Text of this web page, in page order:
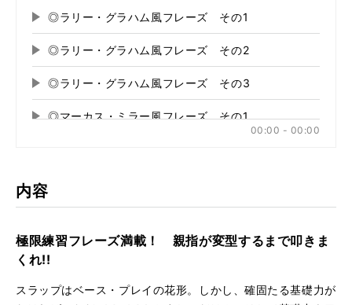
量
に
切
り
替
え
る
再
生
す
る
◎ラリー・グラハム風フレーズ その1
再
生
す
る
◎ラリー・グラハム風フレーズ その2
再
生
す
◎ラリー・グラハム風フレーズ その3
再
◎マーカス・ミラー風フレーズ その1
す
る
再
生
る
生
す
る
再
生
す
◎フリー風フレーズ その2
再
00:00 - 00:00
内容
極限練習フレーズ満載！ 親指が変型するまで叩きま
くれ!!
スラップはベース・プレイの花形。しかし、確固たる基礎力が